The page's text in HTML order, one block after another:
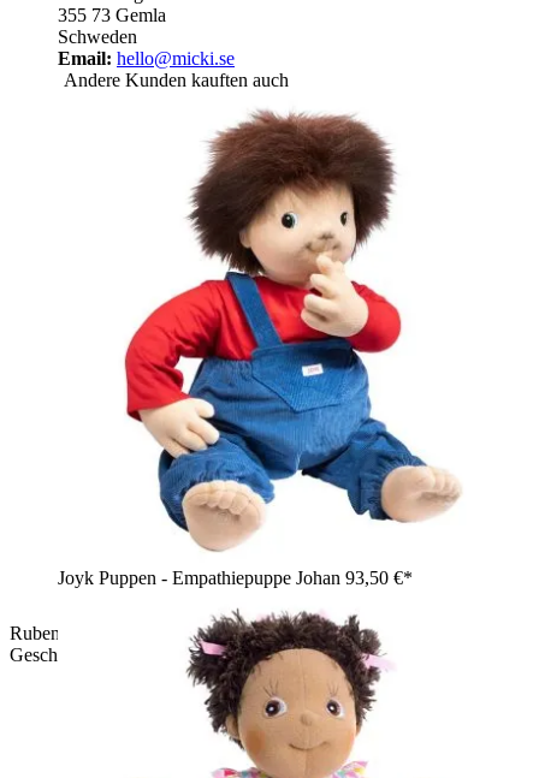
Rubens Cutie Puppe Charlie in der grünen
Geschenkverpackung
355 73 Gemla
Schweden
Email: hello@micki.se
Andere Kunden kauften auch
Joyk Puppen - Empathiepuppe Johan 93,50 €*